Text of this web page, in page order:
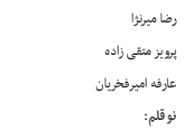
رضا میرنژا
پرویز متقی زاده
عارفه امیرفخریان
نو قلم: